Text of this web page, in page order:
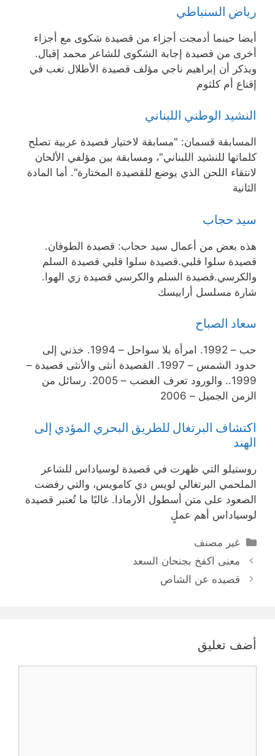
رياض السنباطي
أيضا حينما أدمجت أجزاء من قصيدة شكوى مع أجزاء
أخرى من قصيدة إجابة الشكوى للشاعر محمد إقبال.
ويذكر أن إبراهيم ناجي مؤلف قصيدة الأطلال تعب في
إقناع أم كلثوم
النشيد الوطني اللبناني
المسابقة قسمان: "مسابقة لاختيار قصيدة عربية تصلح
كلماتها للنشيد اللبناني"، ومسابقة بين مؤلفي الألحان
لانتقاء اللحن الذي يوضع للقصيدة المختارة". أما المادة
الثانية
سيد حجاب
هذه بعض من أعمال سيد حجاب: قصيدة الطوفان.
قصيدة سلوا قلبي.قصيدة سلوا قلبي قصيدة السلم
والكرسي.قصيدة السلم والكرسي قصيدة زي الهوا.
شارة مسلسل أرابيسك
سعاد الصباح
حب – 1992. امرأة بلا سواحل – 1994. خذني إلى
حدود الشمس – 1997. القصيدة أنثى والأنثى قصيدة –
1999.. والورود تعرف الغضب – 2005. رسائل من
الزمن الجميل – 2006
اكتشاف البرتغال للطريق البحري المؤدي إلى
الهند
روستيلو التي ظهرت في قصيدة لوسياداس للشاعر
الملحمي البرتغالي لويس دي كامويس، والتي رفضت
الصعود على متن أسطول الأرمادا. غالبًا ما تُعتبر قصيدة
لوسياداس أهم عملٍ
التصنيفات
غير مصنف
معنى اكفخ بجنحان السعد
قصيده عن الشاص
أضف تعليق